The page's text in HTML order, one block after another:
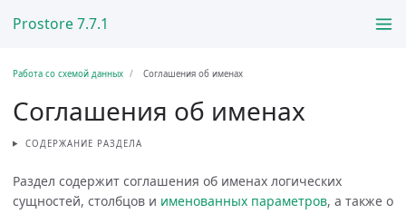
Prostore 7.7.1
Работа со схемой данных Соглашения об именах
Соглашения об именах
СОДЕРЖАНИЕ РАЗДЕЛА
Раздел содержит соглашения об именах логических
сущностей, столбцов и именованных параметров, а также о